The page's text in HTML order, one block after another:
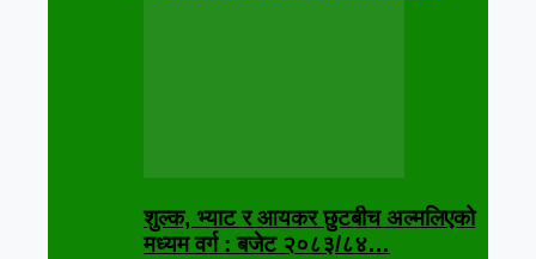
शुल्क, भ्याट र आयकर छुटबीच अल्मलिएको
मध्यम वर्ग : बजेट २०८३/८४…